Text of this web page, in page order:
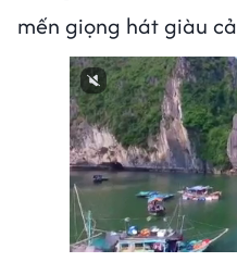
mến giọng hát giàu
Next video in 2